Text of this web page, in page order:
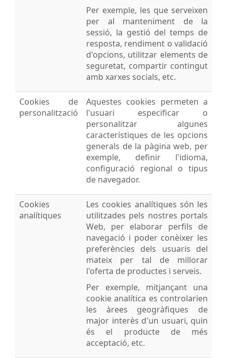
Per exemple, les que serveixen
per al manteniment de la
sessió, la gestió del temps de
resposta, rendiment o validació
d'opcions, utilitzar elements de
seguretat, compartir contingut
amb xarxes socials, etc.
Cookies de
personalització
Aquestes cookies permeten a
l'usuari especificar o
personalitzar algunes
característiques de les opcions
generals de la pàgina web, per
exemple, definir l'idioma,
configuració regional o tipus
de navegador.
Cookies
analítiques
Les cookies analítiques són les
utilitzades pels nostres portals
Web, per elaborar perfils de
navegació i poder conèixer les
preferències dels usuaris del
mateix per tal de millorar
l'oferta de productes i serveis.
Per exemple, mitjançant una
cookie analítica es controlarien
les àrees geogràfiques de
major interès d'un usuari, quin
és el producte de més
acceptació, etc.